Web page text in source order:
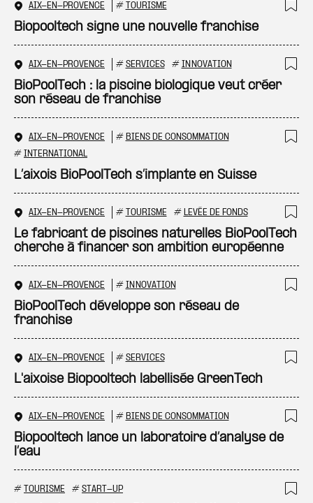
AIX-EN-PROVENCE # TOURISME
Biopooltech signe une nouvelle franchise
AIX-EN-PROVENCE # SERVICES # INNOVATION
BioPoolTech : la piscine biologique veut créer
son réseau de franchise
AIX-EN-PROVENCE # BIENS DE CONSOMMATION
# INTERNATIONAL
L’aixois BioPoolTech s’implante en Suisse
AIX-EN-PROVENCE # TOURISME # LEVÉE DE FONDS
Le fabricant de piscines naturelles BioPoolTech
cherche à financer son ambition européenne
AIX-EN-PROVENCE # INNOVATION
BioPoolTech développe son réseau de
franchise
AIX-EN-PROVENCE # SERVICES
L'aixoise Biopooltech labellisée GreenTech
AIX-EN-PROVENCE # BIENS DE CONSOMMATION
Biopooltech lance un laboratoire d’analyse de
l’eau
# TOURISME # START-UP